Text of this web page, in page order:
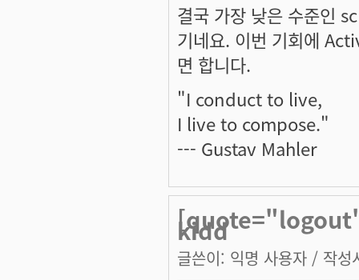
결국 가장 낮은 수준인
기네요. 이번 기회에
면 합니다.
"I conduct to live,
I live to compose."
--- Gustav Mahler
kidd
글쓴이: 익명 사용자 / 작성